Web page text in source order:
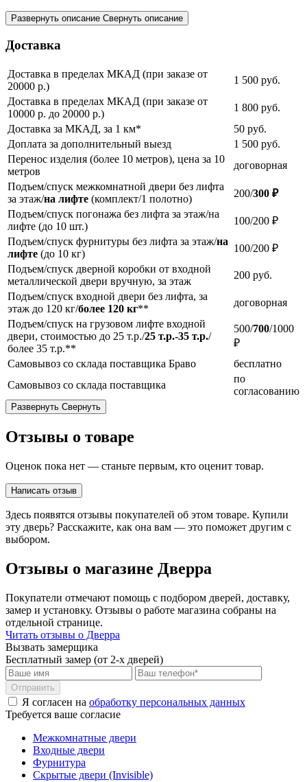
Развернуть описание Свернуть описание
Доставка
Доставка в пределах МКАД (при заказе от
20000 р.)
1 500 руб.
Доставка в пределах МКАД (при заказе от
10000 р. до 20000 р.)
1 800 руб.
Доставка за МКАД, за 1 км*
50 руб.
Доплата за дополнительный выезд
1 500 руб.
Перенос изделия (более 10 метров), цена за 10
метров
договорная
Подъем/спуск межкомнатной двери без лифта
за этаж/на лифте (комплект/1 полотно) 200/300 ₽
Подъем/спуск погонажа без лифта за этаж/на
лифте (до 10 шт.)
100/200 ₽
Подъем/спуск фурнитуры без лифта за этаж/на
лифте (до 10 кг)
100/200 ₽
Подъем/спуск дверной коробки от входной
металлической двери вручную, за этаж
200 руб.
Подъем/спуск входной двери без лифта, за
этаж до 120 кг/более 120 кг**
договорная
Подъем/спуск на грузовом лифте входной
двери, стоимостью до 25 т.р./25 т.р.-35 т.р./
более 35 т.р.**
500/700/1000
₽
Самовывоз со склада поставщика Браво
бесплатно
Самовывоз со склада поставщика
по
согласованию
Развернуть Свернуть
Отзывы о товаре
Оценок пока нет — станьте первым, кто оценит товар.
Написать отзыв
Здесь появятся отзывы покупателей об этом товаре. Купили
эту дверь? Расскажите, как она вам — это поможет другим с
выбором.
Отзывы о магазине Дверра
Покупатели отмечают помощь с подбором дверей, доставку,
замер и установку. Отзывы о работе магазина собраны на
отдельной странице.
Читать отзывы о Дверра
Вызвать замерщика
Бесплатный замер (от 2-х дверей)
Отправить
Я согласен на обработку персональных данных
Требуется ваше согласие
Межкомнатные двери
Входные двери
Фурнитура
Скрытые двери (Invisible)